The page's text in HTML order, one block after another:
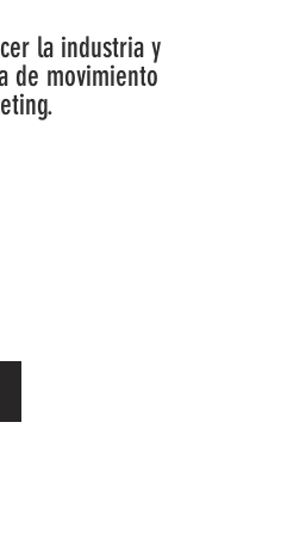
la industria y
de movimiento